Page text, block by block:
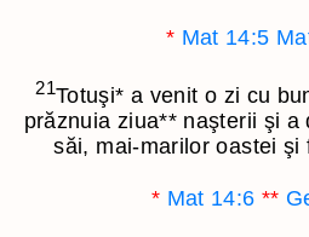
* Mat 14:5
21Totuşi* a venit o zi cu
prăznuia ziua** naşterii şi a
săi, mai-marilor oastei şi
* Mat 14:6 **